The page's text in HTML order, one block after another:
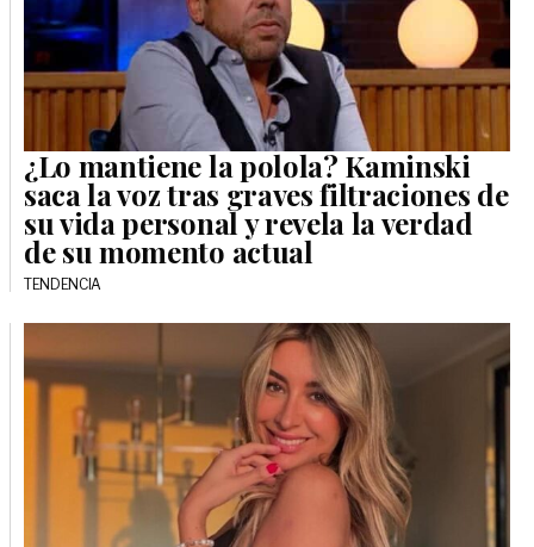
¿Lo mantiene la polola? Kaminski
saca la voz tras graves filtraciones de
su vida personal y revela la verdad
de su momento actual
TENDENCIA